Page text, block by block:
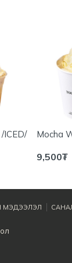
ICED/ Mocha
9,500₮
МЭДЭЭЛЭЛ